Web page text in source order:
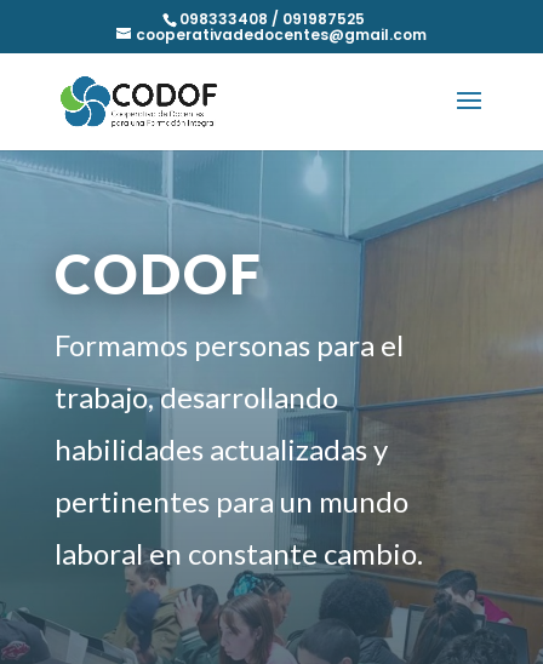
098333408 / 091987525
cooperativadedocentes@gmail.com
CODOF
Formamos personas para el
trabajo, desarrollando
habilidades actualizadas y
pertinentes para un mundo
laboral en constante cambio.